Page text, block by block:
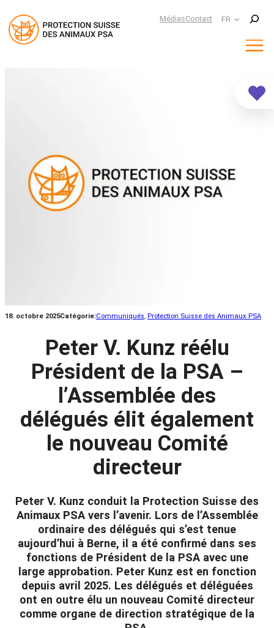
MédiasContact FR
Suchen
18. octobre 2025Catégorie:Communiqués, Protection Suisse des Animaux PSA
Peter V. Kunz réélu
Président de la PSA –
l’Assemblée des
délégués élit également
le nouveau Comité
directeur
Peter V. Kunz conduit la Protection Suisse des
Animaux PSA vers l’avenir. Lors de l’Assemblée
ordinaire des délégués qui s’est tenue
aujourd’hui à Berne, il a été confirmé dans ses
fonctions de Président de la PSA avec une
large approbation. Peter Kunz est en fonction
depuis avril 2025. Les délégués et déléguées
ont en outre élu un nouveau Comité directeur
comme organe de direction stratégique de la